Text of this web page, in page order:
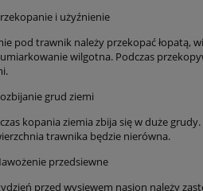
i użyźnienie
pod trawnik należy przekopać łopatą,
wilgotna. Podczas
grud ziemi
kopania ziemia zbija się w duże
trawnika będzie nierówna.
przedsiewne
przed wysiewem nasion należy